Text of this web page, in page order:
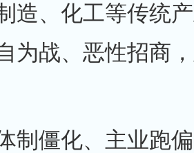
造、化工等传统
为战、恶性招商
化、主业跑偏